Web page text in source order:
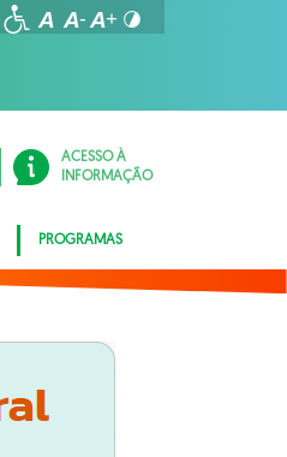
ACESSO À
INFORMAÇÃO
PROGRAMAS